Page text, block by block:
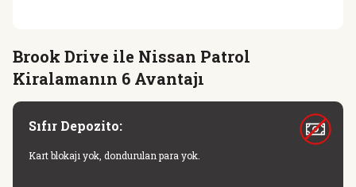
Brook Drive ile Nissan Patrol
Kiralamanın 6 Avantajı
Sıfır Depozito:
Kart blokajı yok, dondurulan para yok.